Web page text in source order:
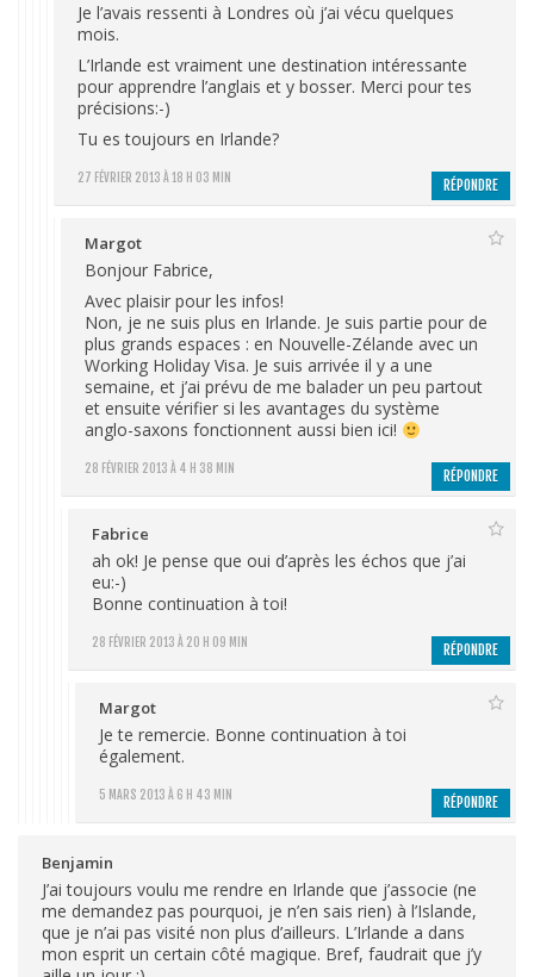
27 FÉVRIER 2013 À 18 H 03 MIN
Je l’avais ressenti à Londres où j’ai vécu quelques
mois.
L’Irlande est vraiment une destination intéressante
pour apprendre l’anglais et y bosser. Merci pour tes
précisions:-)
Tu es toujours en Irlande?
RÉPONDRE
Margot
28 FÉVRIER 2013 À 4 H 38 MIN
Bonjour Fabrice,
Avec plaisir pour les infos!
Non, je ne suis plus en Irlande. Je suis partie pour de
plus grands espaces : en Nouvelle-Zélande avec un
Working Holiday Visa. Je suis arrivée il y a une
semaine, et j’ai prévu de me balader un peu partout
et ensuite vérifier si les avantages du système
anglo-saxons fonctionnent aussi bien ici!
RÉPONDRE
Fabrice
28 FÉVRIER 2013 À 20 H 09 MIN
ah ok! Je pense que oui d’après les échos que j’ai
eu:-)
Bonne continuation à toi!
RÉPONDRE
Margot
5 MARS 2013 À 6 H 43 MIN
Je te remercie. Bonne continuation à toi
également.
RÉPONDRE
Benjamin
J’ai toujours voulu me rendre en Irlande que j’associe (ne
me demandez pas pourquoi, je n’en sais rien) à l’Islande,
que je n’ai pas visité non plus d’ailleurs. L’Irlande a dans
mon esprit un certain côté magique. Bref, faudrait que j’y